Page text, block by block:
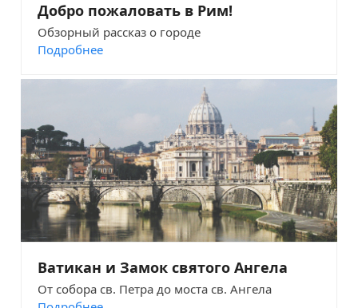
Добро пожаловать в Рим!
Обзорный рассказ о городе
Подробнее
Ватикан и Замок святого Ангела
От собора св. Петра до моста св. Ангела